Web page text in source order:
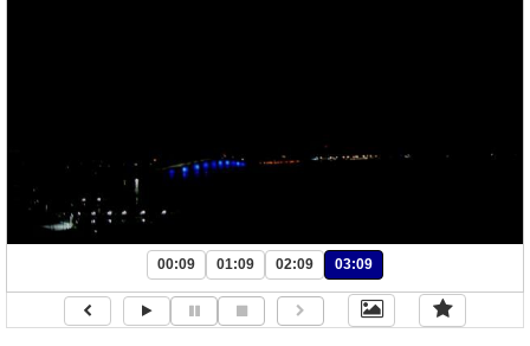
00:09 01:09 02:09 03:09